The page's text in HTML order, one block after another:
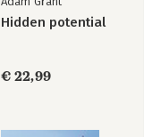
Hidden potential
€ 22,99